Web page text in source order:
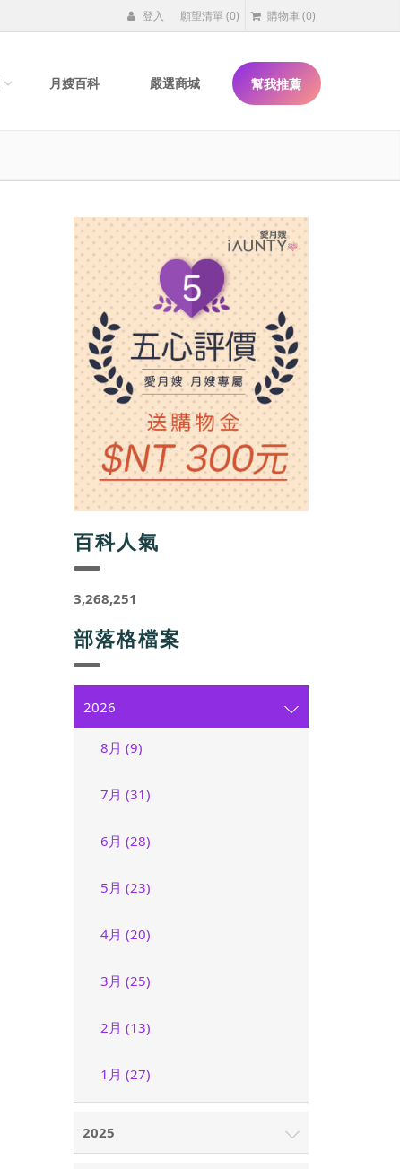
登入 願望清單(0) 購物車 (0)
月嫂百科 嚴選商城 幫我推薦
百科人氣
3,268,251
部落格檔案
2026
8月 (9)
7月 (31)
6月 (28)
5月 (23)
4月 (20)
3月 (25)
2月 (13)
1月 (27)
2025